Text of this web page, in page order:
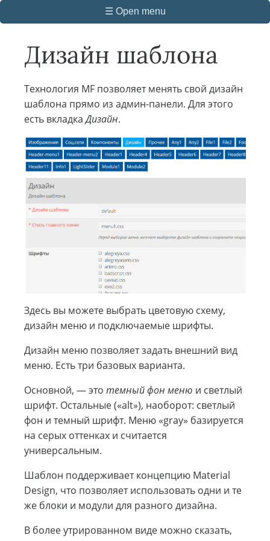
☰ Open menu
Дизайн шаблона
Технология MF позволяет менять свой дизайн
шаблона прямо из админ-панели. Для этого
есть вкладкаДизайн.
Здесь вы можете выбрать цветовую схему,
дизайн меню и подключаемые шрифты.
Дизайн меню позволяет задать внешний вид
меню. Есть три базовых варианта.
Основной, — это темный фон меню и светлый
шрифт. Остальные («alt»), наоборот: светлый
фон и темный шрифт. Меню «gray» базируется
на серых оттенках и считается
универсальным.
Шаблон поддерживает концепцию Material
Design, что позволяет использовать одни и те
же блоки и модули для разного дизайна.
В более утрированном виде можно сказать,